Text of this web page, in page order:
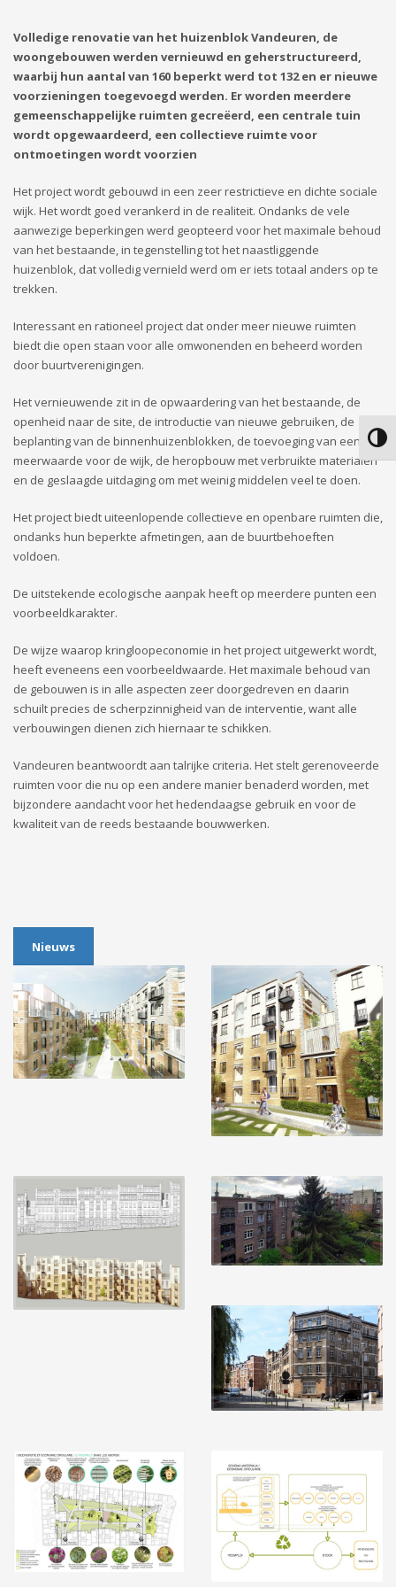
Volledige renovatie van het huizenblok Vandeuren, de
woongebouwen werden vernieuwd en geherstructureerd,
waarbij hun aantal van 160 beperkt werd tot 132 en er nieuwe
voorzieningen toegevoegd werden. Er worden meerdere
gemeenschappelijke ruimten gecreëerd, een centrale tuin
wordt opgewaardeerd, een collectieve ruimte voor
ontmoetingen wordt voorzien
Het project wordt gebouwd in een zeer restrictieve en dichte sociale
wijk. Het wordt goed verankerd in de realiteit. Ondanks de vele
aanwezige beperkingen werd geopteerd voor het maximale behoud
van het bestaande, in tegenstelling tot het naastliggende
huizenblok, dat volledig vernield werd om er iets totaal anders op te
trekken.
Interessant en rationeel project dat onder meer nieuwe ruimten
biedt die open staan voor alle omwonenden en beheerd worden
door buurtverenigingen.
Het vernieuwende zit in de opwaardering van het bestaande, de
openheid naar de site, de introductie van nieuwe gebruiken, de
beplanting van de binnenhuizenblokken, de toevoeging van een
meerwaarde voor de wijk, de heropbouw met verbruikte materialen
en de geslaagde uitdaging om met weinig middelen veel te doen.
Het project biedt uiteenlopende collectieve en openbare ruimten die,
ondanks hun beperkte afmetingen, aan de buurtbehoeften
voldoen.
De uitstekende ecologische aanpak heeft op meerdere punten een
voorbeeldkarakter.
De wijze waarop kringloopeconomie in het project uitgewerkt wordt,
heeft eveneens een voorbeeldwaarde. Het maximale behoud van
de gebouwen is in alle aspecten zeer doorgedreven en daarin
schuilt precies de scherpzinnigheid van de interventie, want alle
verbouwingen dienen zich hiernaar te schikken.
Vandeuren beantwoordt aan talrijke criteria. Het stelt gerenoveerde
ruimten voor die nu op een andere manier benaderd worden, met
bijzondere aandacht voor het hedendaagse gebruik en voor de
kwaliteit van de reeds bestaande bouwwerken.
Nieuws